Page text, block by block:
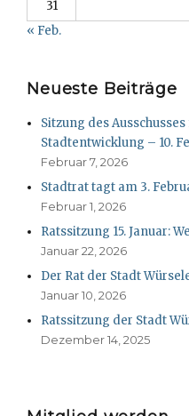
31
« Feb.
Neueste Beiträge
Sitzung des
Stadtentwicklung – 10.
Februar 7, 2026
Stadtrat tagt am 3.
Februar 1, 2026
Ratssitzung 15. Januar:
Januar 22, 2026
Der Rat der Stadt
Januar 10, 2026
Ratssitzung der Stadt
Dezember 14, 2025